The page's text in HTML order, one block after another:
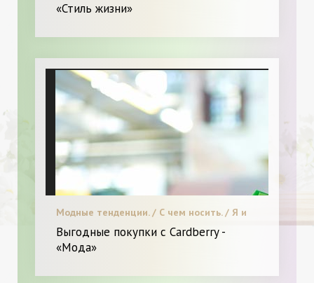
«Стиль жизни»
Модные тенденции. / С чем носить. / Я и
Мода.
Выгодные покупки с Cardberry -
«Мода»